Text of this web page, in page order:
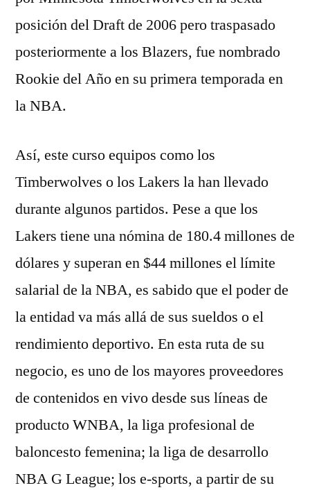
posición del Draft de 2006 pero traspasado
posteriormente a los Blazers, fue nombrado
Rookie del Año en su primera temporada en
la NBA.
Así, este curso equipos como los
Timberwolves o los Lakers la han llevado
durante algunos partidos. Pese a que los
Lakers tiene una nómina de 180.4 millones de
dólares y superan en $44 millones el límite
salarial de la NBA, es sabido que el poder de
la entidad va más allá de sus sueldos o el
rendimiento deportivo. En esta ruta de su
negocio, es uno de los mayores proveedores
de contenidos en vivo desde sus líneas de
producto WNBA, la liga profesional de
baloncesto femenina; la liga de desarrollo
NBA G League; los e-sports, a partir de su